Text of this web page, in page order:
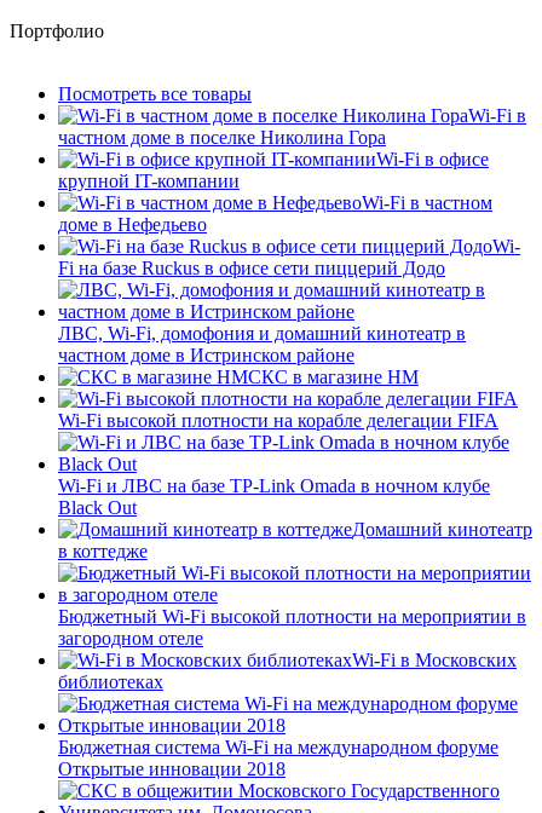
Портфолио
Посмотреть все товары
Wi-Fi в
частном доме в поселке Николина Гора
Wi-Fi в офисе
крупной IT-компании
Wi-Fi в частном
доме в Нефедьево
Wi-
Fi на базе Ruckus в офисе сети пиццерий Додо
ЛВС, Wi-Fi, домофония и домашний кинотеатр в
частном доме в Истринском районе
СКС в магазине HM
Wi-Fi высокой плотности на корабле делегации FIFA
Wi-Fi и ЛВС на базе TP-Link Omada в ночном клубе
Black Out
Домашний кинотеатр
в коттедже
Бюджетный Wi-Fi высокой плотности на мероприятии в
загородном отеле
Wi-Fi в Московских
библиотеках
Бюджетная система Wi-Fi на международном форуме
Открытые инновации 2018